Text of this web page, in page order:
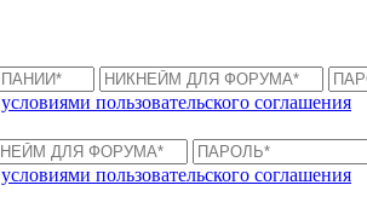
условиями пользовательского соглашения
условиями пользовательского соглашения